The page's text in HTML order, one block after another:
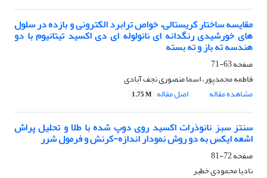
مقایسه ساختار کریستالی، خواص ترابرد الکترونی و بازده در سلول
های خورشیدی رنگدانه ای نانولوله ای دی اکسید تیتانیوم با دو
هندسه ته باز و ته بسته
صفحه63-71
فاطمه محمدپور، اسما منصوری نجف آبادی
مشاهده مقاله
اصل مقاله 1.75 M
سنتز سبز نانوذرات اکسید روی دوپ شده با طلا و تحلیل پراش
اشعه ایکس به دو روش نمودار اندازه-کرنش و فرمول شرر
صفحه72-81
نادیا محمودی خطیر